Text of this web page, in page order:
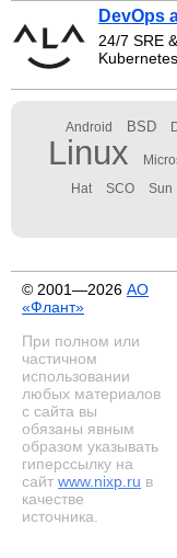
DevOps
24/7 SRE
Android BSD
Linux
Hat SCO Sun
© 2001—2026 АО
«Флант»
При полном или
частичном
использовании
любых материалов
с сайта вы
обязаны явным
образом указывать
гиперссылку на
сайт www.nixp.ru в
качестве
источника.